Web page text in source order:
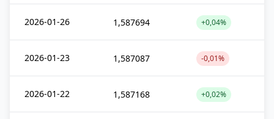
2026-01-26 1,587694 +0,04%
2026-01-23 1,587087 -0,01%
2026-01-22 1,587168 +0,02%